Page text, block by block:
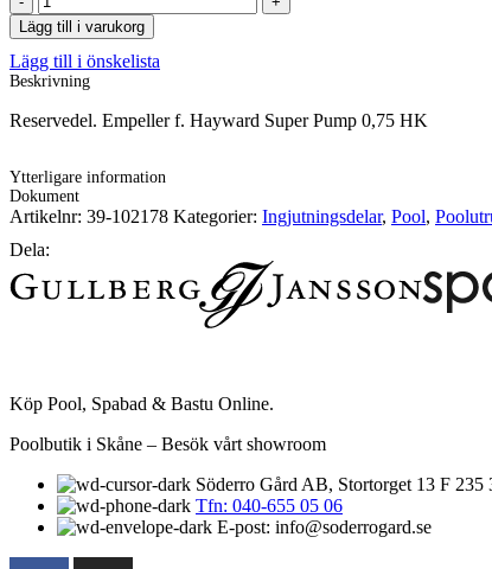
f.
Hayward
Super
Pump
HK
Lägg till i varukorg
Lägg till i önskelista
Beskrivning
Reservedel. Empeller f. Hayward Super Pump 0,75 HK
Ytterligare information
Dokument
Artikelnr: 39-102178 Kategorier: Ingjutningsdelar, Pool,
Dela:
Köp Pool, Spabad & Bastu Online.
Poolbutik i Skåne – Besök vårt showroom
Söderro Gård AB, Stortorget 13 F 235
Tfn: 040-655 05 06
E-post: info@soderrogard.se